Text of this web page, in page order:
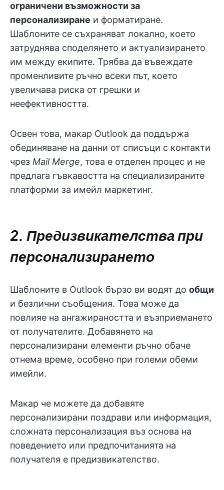
ограничени възможности за
персонализиране и форматиране.
Шаблоните се съхраняват локално, което
затруднява споделянето и актуализирането
им между екипите. Трябва да въвеждате
променливите ръчно всеки път, което
увеличава риска от грешки и
неефективността.
Освен това, макар Outlook да поддържа
обединяване на данни от списъци с контакти
чрез Mail Merge, това е отделен процес и не
предлага гъвкавостта на специализираните
платформи за имейл маркетинг.
2. Предизвикателства при
персонализирането
Шаблоните в Outlook бързо ви водят до общи
и безлични съобщения. Това може да
повлияе на ангажираността и възприемането
от получателите. Добавянето на
персонализирани елементи ръчно обаче
отнема време, особено при големи обеми
имейли.
Макар че можете да добавяте
персонализирани поздрави или информация,
сложната персонализация въз основа на
поведението или предпочитанията на
получателя е предизвикателство.